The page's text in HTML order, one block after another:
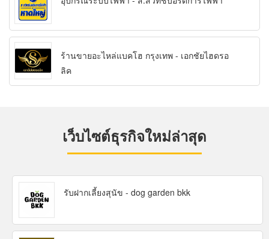
ร้านขายอะไหล่แบคโฮ กรุงเทพ - เอกชัยไฮดรอ
ลิค
เว็บไซต์ธุรกิจใหม่ล่าสุด
รับฝากเลี้ยงสุนัข - dog garden bkk